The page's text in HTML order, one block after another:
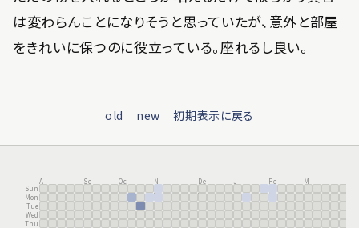
は変わらんことになりそうと思っていたが、意外と部屋
をきれいに保つのに役立っている。座れるし良い。
old new 初期表示に戻る
Sun
Mon
Tue
Wed
Thu
A
u
g
Se
p
Oc
t
N
ov
De
c
J
a
n
Fe
b
M
ar